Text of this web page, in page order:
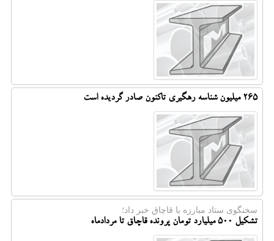
۲۶۵ میلیون شناسه رهگیری تاکنون صادر گردیده است
سخنگوی ستاد مبارزه با قاچاق خبر داد؛
تشکیل ۵۰۰ میلیارد تومان پرونده قاچاق تا مردادماه